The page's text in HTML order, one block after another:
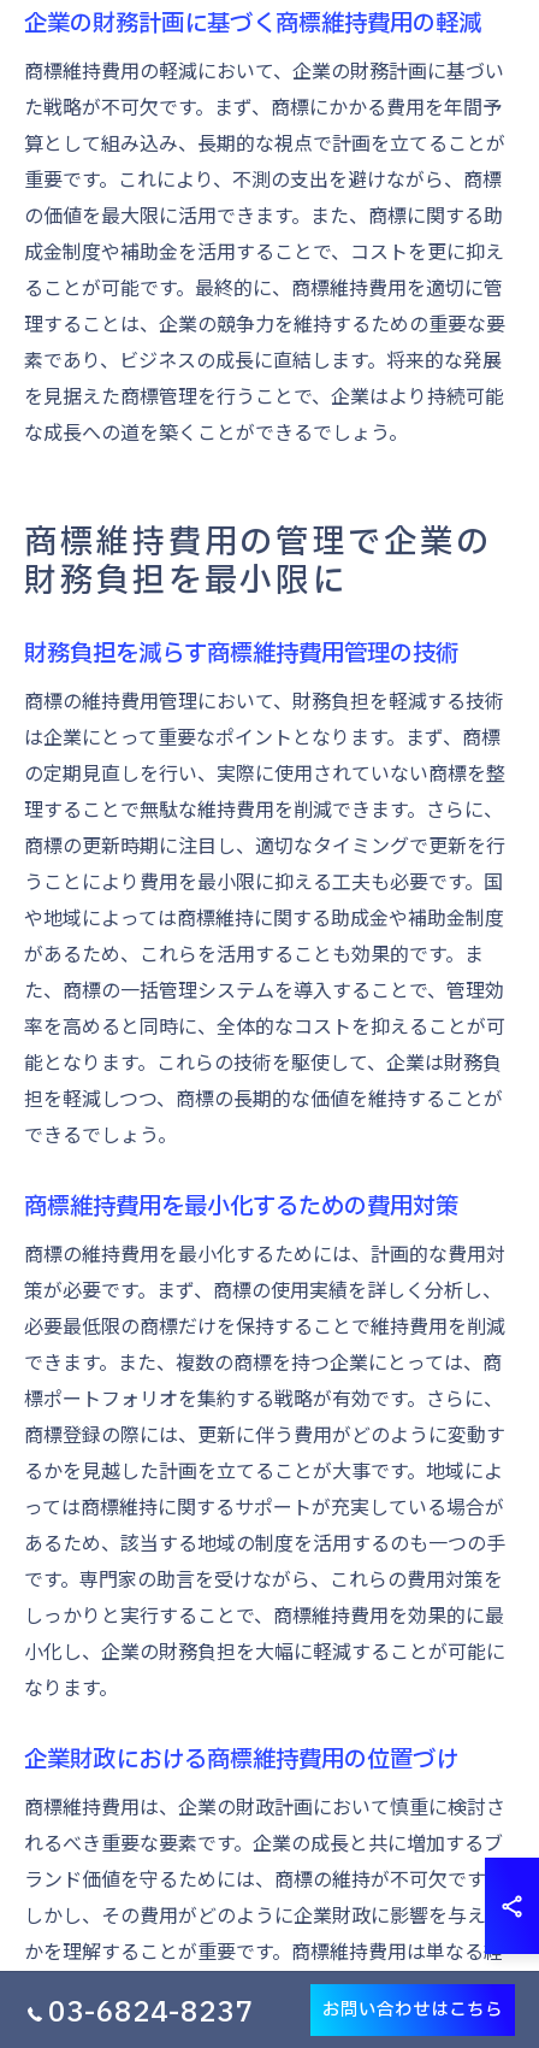
企業の財務計画に基づく商標維持費用の軽減
商標維持費用の軽減において、企業の財務計画に基づい
た戦略が不可欠です。まず、商標にかかる費用を年間予
算として組み込み、長期的な視点で計画を立てることが
重要です。これにより、不測の支出を避けながら、商標
の価値を最大限に活用できます。また、商標に関する助
成金制度や補助金を活用することで、コストを更に抑え
ることが可能です。最終的に、商標維持費用を適切に管
理することは、企業の競争力を維持するための重要な要
素であり、ビジネスの成長に直結します。将来的な発展
を見据えた商標管理を行うことで、企業はより持続可能
な成長への道を築くことができるでしょう。
商標維持費用の管理で企業の
財務負担を最小限に
財務負担を減らす商標維持費用管理の技術
商標の維持費用管理において、財務負担を軽減する技術
は企業にとって重要なポイントとなります。まず、商標
の定期見直しを行い、実際に使用されていない商標を整
理することで無駄な維持費用を削減できます。さらに、
商標の更新時期に注目し、適切なタイミングで更新を行
うことにより費用を最小限に抑える工夫も必要です。国
や地域によっては商標維持に関する助成金や補助金制度
があるため、これらを活用することも効果的です。ま
た、商標の一括管理システムを導入することで、管理効
率を高めると同時に、全体的なコストを抑えることが可
能となります。これらの技術を駆使して、企業は財務負
担を軽減しつつ、商標の長期的な価値を維持することが
できるでしょう。
商標維持費用を最小化するための費用対策
商標の維持費用を最小化するためには、計画的な費用対
策が必要です。まず、商標の使用実績を詳しく分析し、
必要最低限の商標だけを保持することで維持費用を削減
できます。また、複数の商標を持つ企業にとっては、商
標ポートフォリオを集約する戦略が有効です。さらに、
商標登録の際には、更新に伴う費用がどのように変動す
るかを見越した計画を立てることが大事です。地域によ
っては商標維持に関するサポートが充実している場合が
あるため、該当する地域の制度を活用するのも一つの手
です。専門家の助言を受けながら、これらの費用対策を
しっかりと実行することで、商標維持費用を効果的に最
小化し、企業の財務負担を大幅に軽減することが可能に
なります。
企業財政における商標維持費用の位置づけ
商標維持費用は、企業の財政計画において慎重に検討さ
れるべき重要な要素です。企業の成長と共に増加するブ
ランド価値を守るためには、商標の維持が不可欠です。
しかし、その費用がどのように企業財政に影響を与える
かを理解することが重要です。商標維持費用は単なる経
費ではなく、企業の知的財産を守る投資と捉えるべきで
す。この投資により、競合他社との差別化を図り、ブラ
03-6824-8237 お問い合わせはこちら